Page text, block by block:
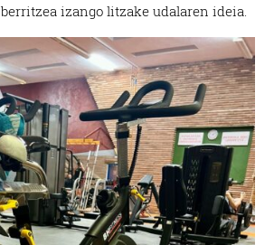
berritzea izango litzake udalaren ideia.